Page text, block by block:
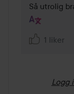
Så utrolig
1 liker
Logg